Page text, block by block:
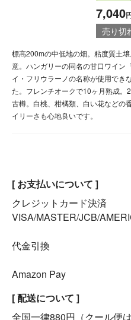
7,040
売り切
標高200mの中低地の畑。粘度質土
意。ハンガリーの同名の甘口ワイン
イ・フリウラーノの名称が使用でき
た。フレンチオークで10ヶ月熟成
古樽。白桃、柑橘類、白い花などの
イリーさも心地良いです。
[ お支払いについて ]
クレジットカード決済
VISA/MASTER/JCB/
代金引換
Amazon Pay
[ 配送について ]
全国一律880円（クール便